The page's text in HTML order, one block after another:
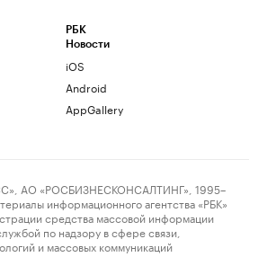
РБК
Новости
iOS
Android
AppGallery
АО «РОСБИЗНЕСКОНСАЛТИНГ», 1995–
информационного агентства «РБК»
средства массовой информации
по надзору в сфере связи,
и массовых коммуникаций